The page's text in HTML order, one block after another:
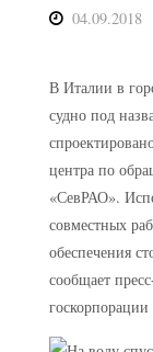
04.09.2018
В Италии в
судно под
центра по
«СевРАО».
совместных
обеспечения
сообщает